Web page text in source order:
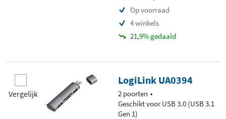
Op voorraad
4 winkels
21,9% gedaald
Vergelijk
LogiLink UA0394
2 poorten
Geschikt voor USB 3.0 (USB 3.1
Gen 1)